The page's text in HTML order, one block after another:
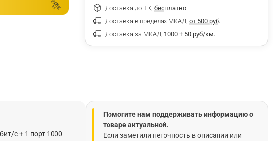
Доставка до ТК, бесплатно
Доставка в пределах МКАД, от 500 руб.
Доставка за МКАД, 1000 + 50 руб/км.
с + 1 порт 1000
Помогите нам поддерживать информацию о
товаре актуальной.
Если заметили неточность в описании или